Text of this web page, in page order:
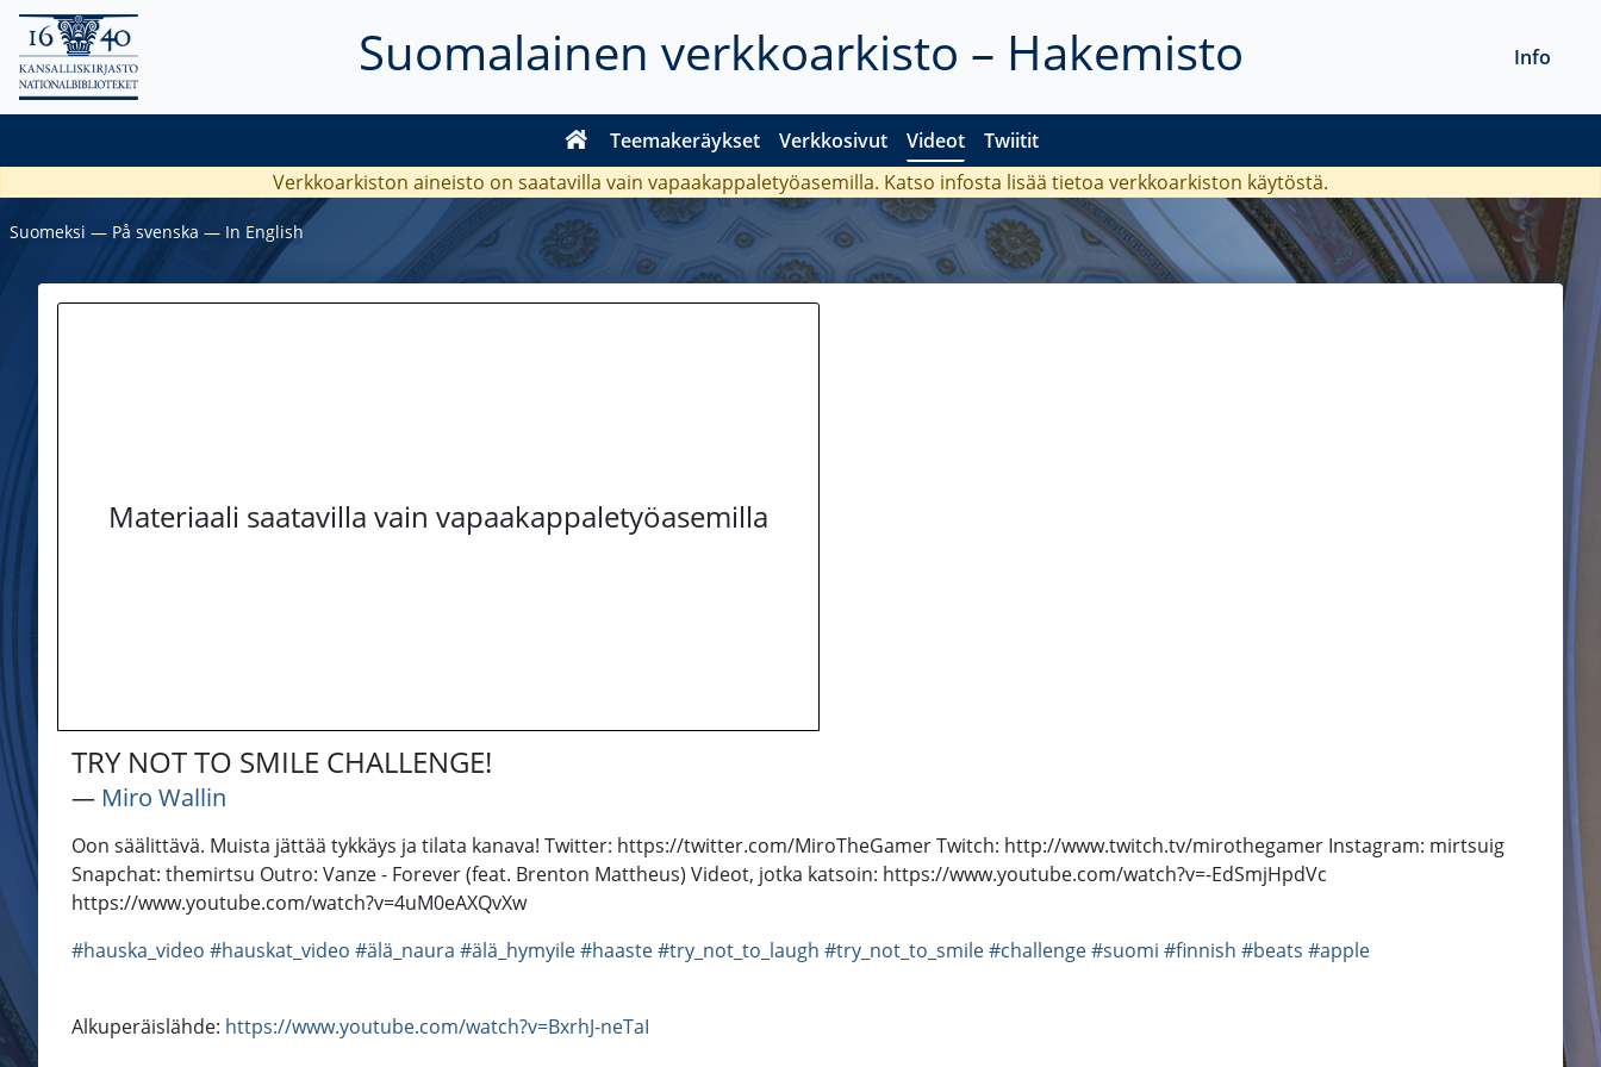
Suomalainen verkkoarkisto – Hakemisto
Teemakeräykset Verkkosivut Videot Twiitit
Info
Verkkoarkiston aineisto on saatavilla vain vapaakappaletyöasemilla. Katso infosta lisää tietoa verkkoarkiston käytöstä.
Suomeksi ― På svenska ― In English
Materiaali saatavilla vain vapaakappaletyöasemilla
TRY NOT TO SMILE CHALLENGE!
― Miro Wallin
Oon säälittävä. Muista jättää tykkäys ja tilata kanava! Twitter: https://twitter.com/MiroTheGamer Twitch: http://www.twitch.tv/mirothegamer Instagram: mirtsuig
Snapchat: themirtsu Outro: Vanze - Forever (feat. Brenton Mattheus) Videot, jotka katsoin: https://www.youtube.com/watch?v=-EdSmjHpdVc
https://www.youtube.com/watch?v=4uM0eAXQvXw
#hauska_video #hauskat_video #älä_naura #älä_hymyile#haaste#try_not_to_laugh #try_not_to_smile#challenge#suomi #finnish #beats #apple
Alkuperäislähde: https://www.youtube.com/watch?v=BxrhJ-neTaI